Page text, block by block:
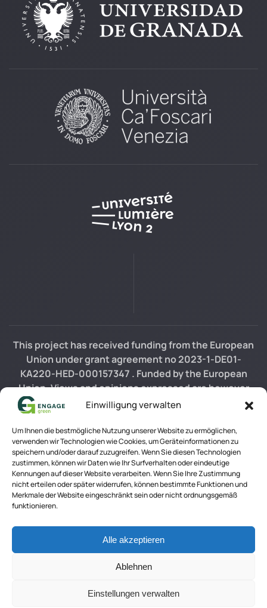
Einwilligung verwalten
Um Ihnen die bestmögliche Nutzung unserer Website zu ermöglichen,
verwenden wir Technologien wie Cookies, um Geräteinformationen zu
speichern und/oder darauf zuzugreifen. Wenn Sie diesen Technologien
zustimmen, können wir Daten wie Ihr Surfverhalten oder eindeutige
Kennungen auf dieser Website verarbeiten. Wenn Sie Ihre Zustimmung
nicht erteilen oder später widerrufen, können bestimmte Funktionen und
Merkmale der Website eingeschränkt sein oder nicht ordnungsgemäß
funktionieren.
Alle akzeptieren
Ablehnen
Einstellungen verwalten
This project has received funding from the European
Union under grant agreement no 2023-1-DE01-
KA220-HED-000157347 . Funded by the European
Union. Views and opinions expressed are however
those of the author(s) only and do not necessarily
reflect those of the European Union or German
Academic Exchange Service (DAAD). Neither the
European Union nor the DAAD can be held responsible
for them.
© ENGAGEgreen 2026